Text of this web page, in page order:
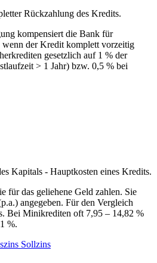
Rückzahlung des Kredits.
kompensiert die Bank für
wenn der Kredit komplett vorzeitig
gesetzlich auf 1 % der
> 1 Jahr) bzw. 0,5 % bei
Kapitals - Hauptkosten eines Kredits.
für das geliehene Geld zahlen. Sie
angegeben. Für den Vergleich
Bei Minikrediten oft 7,95 – 14,82 %
%.
Sollzins